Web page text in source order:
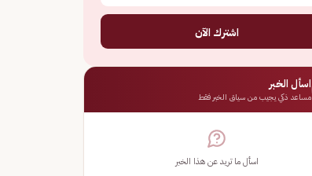
اشترك الآن
اسأل الخبر
مساعد ذكي يجيب من سياق الخبر فقط
اسأل ما تريد عن هذا الخبر